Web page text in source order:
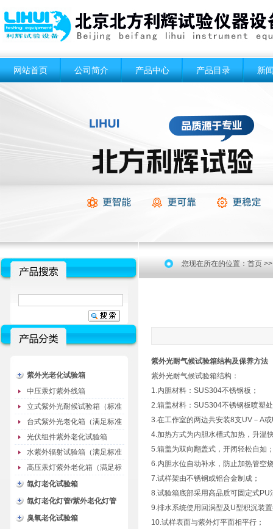
网站首页 公司简介 产品中心 产品目录 新
紫外光老化试验箱
中压汞灯紫外线箱
立式紫外光耐候试验箱（标准
型）
台式紫外光老化箱（满足标准
GB/T16776）
光伏组件紫外老化试验箱
水紫外辐射试验箱（满足标准
JC485-1992）
高压汞灯紫外老化箱（满足标
准GB/T16777）
氙灯老化试验箱
氙灯老化灯管/紫外老化灯管
（耗材）
臭氧老化试验箱
您现在所在的位置： 首页
紫外光耐气候试验箱结构及保养方法
紫外光耐气候试验箱结构：
1.内胆材料：SUS304不锈钢板；
2.箱盖材料：SUS304不锈钢板喷塑
3.在工作室的两边共安装8支UV－A
4.加热方式为内胆水槽式加热，升温
5.箱盖为双向翻盖式，开闭轻松自如
6.内胆水位自动补水，防止加热管空
7.试样架由不锈钢或铝合金制成；
8.试验箱底部采用高品质可固定式PU
9.排水系统使用回涡型及U型积沉装
10.试样表面与紫外灯平面相平行；